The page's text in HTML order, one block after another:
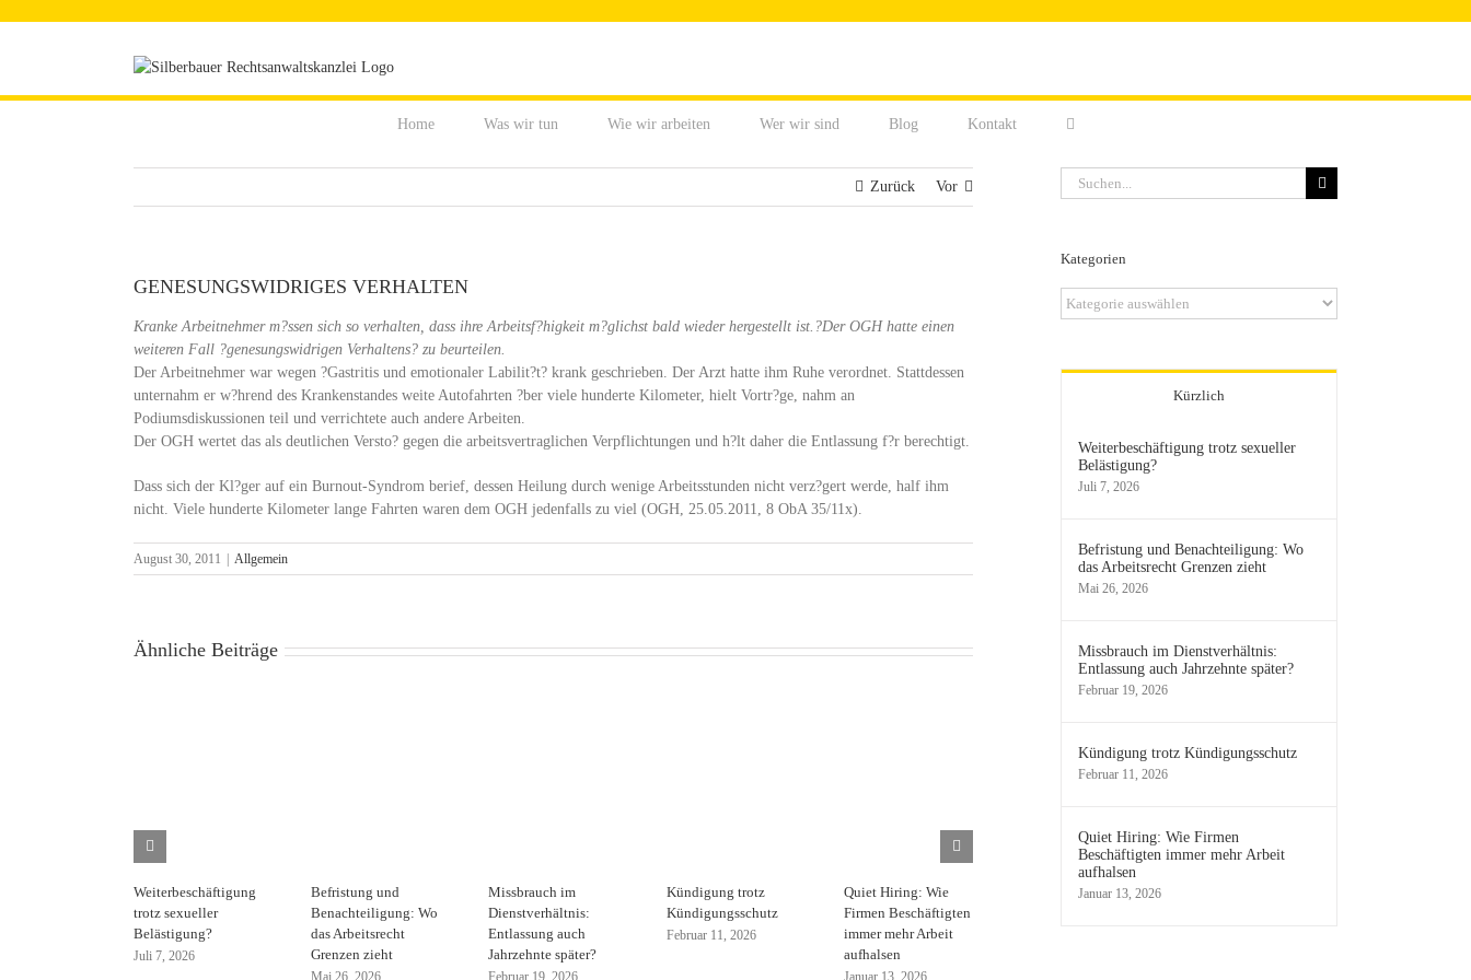
Home Was wir tun Wie wir arbeiten Wer wir sind Blog Kontakt
Zurück Vor
GENESUNGSWIDRIGES VERHALTEN
Kranke Arbeitnehmer m?ssen sich so verhalten, dass ihre Arbeitsf?higkeit m?glichst bald wieder hergestellt ist.?Der OGH hatte einen
weiteren Fall ?genesungswidrigen Verhaltens? zu beurteilen.
Der Arbeitnehmer war wegen ?Gastritis und emotionaler Labilit?t? krank geschrieben. Der Arzt hatte ihm Ruhe verordnet. Stattdessen
unternahm er w?hrend des Krankenstandes weite Autofahrten ?ber viele hunderte Kilometer, hielt Vortr?ge, nahm an
Podiumsdiskussionen teil und verrichtete auch andere Arbeiten.
Der OGH wertet das als deutlichen Versto? gegen die arbeitsvertraglichen Verpflichtungen und h?lt daher die Entlassung f?r berechtigt.
Dass sich der Kl?ger auf ein Burnout-Syndrom berief, dessen Heilung durch wenige Arbeitsstunden nicht verz?gert werde, half ihm
nicht. Viele hunderte Kilometer lange Fahrten waren dem OGH jedenfalls zu viel (OGH, 25.05.2011, 8 ObA 35/11x).
August 30, 2011 Allgemein
Ähnliche Beiträge
Weiterbeschäftigung
trotz sexueller
Belästigung?
Juli 7, 2026
Befristung und
Benachteiligung: Wo
das Arbeitsrecht
Grenzen zieht
Mai 26, 2026
Missbrauch im
Dienstverhältnis:
Entlassung auch
Jahrzehnte später?
Februar 19, 2026
Kündigung trotz
Kündigungsschutz
Februar 11, 2026
Quiet Hiring: Wie
Firmen Beschäftigten
immer mehr Arbeit
aufhalsen
Januar 13, 2026
Suche
nach:
Kategorien
Kategorien
Kürzlich
Weiterbeschäftigung trotz sexueller
Belästigung?
Juli 7, 2026
Befristung und Benachteiligung: Wo
das Arbeitsrecht Grenzen zieht
Mai 26, 2026
Missbrauch im Dienstverhältnis:
Entlassung auch Jahrzehnte später?
Februar 19, 2026
Kündigung trotz Kündigungsschutz
Februar 11, 2026
Quiet Hiring: Wie Firmen
Beschäftigten immer mehr Arbeit
aufhalsen
Januar 13, 2026